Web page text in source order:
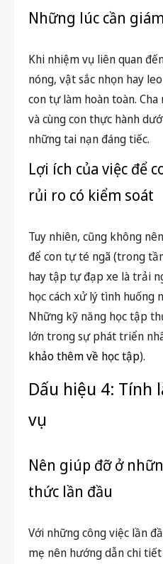
Những lúc cần
Khi nhiệm vụ liên quan
nóng, vật sắc nhọn hay
con tự làm hoàn toàn.
và cùng con thực hành
những tai nạn đáng tiếc.
Lợi ích của việc để
rủi ro có kiểm soát
Tuy nhiên, cũng không
để con tự té ngã (trong
hay tập tự đạp xe là trải
học cách xử lý tình huống
Những kỹ năng học tập
lớn trong sự phát triển
khảo thêm về học tập).
Dấu hiệu 4: Tính
vụ
Nên giúp đỡ ở
thức lần đầu
Với những công việc lần
mẹ nên hướng dẫn chi